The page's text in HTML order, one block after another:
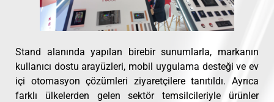
Stand alanında yapılan birebir sunumlarla, markanın
kullanıcı dostu arayüzleri, mobil uygulama desteği ve ev
içi otomasyon çözümleri ziyaretçilere tanıtıldı. Ayrıca
farklı ülkelerden gelen sektör temsilcileriyle ürünler